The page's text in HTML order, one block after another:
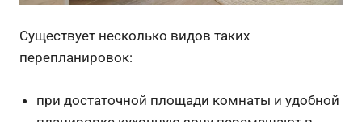
Существует несколько видов таких
перепланировок:
при достаточной площади комнаты и удобной